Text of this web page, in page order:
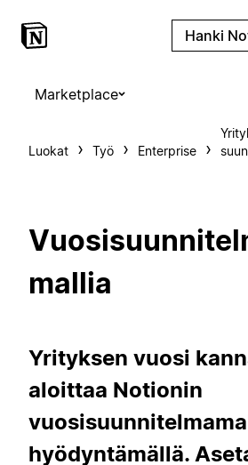
Hanki
Marketplace
Luokat Työ Enterprise
mallia
Yrityksen vuosi
aloittaa Notionin
hyödyntämällä.